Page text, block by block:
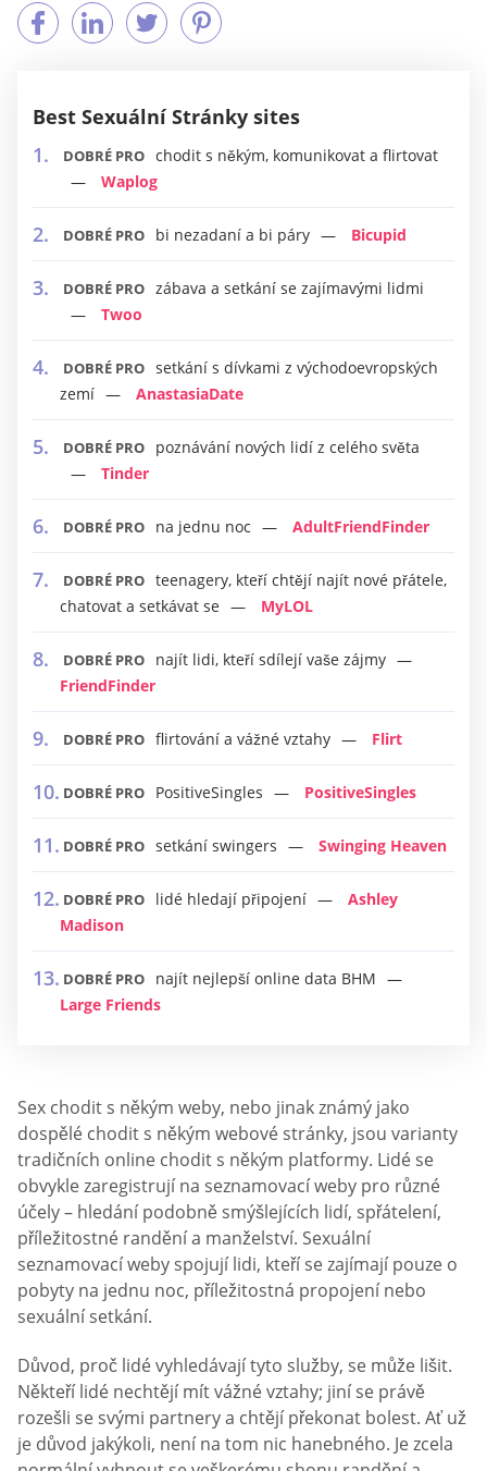
Best Sexuální Stránky sites
DOBRÉ PRO chodit s někým, komunikovat a flirtovat
Waplog
DOBRÉ PRO bi nezadaní a bi páry Bicupid
DOBRÉ PRO zábava a setkání se zajímavými lidmi
Twoo
DOBRÉ PRO setkání s dívkami z východoevropských
zemí
AnastasiaDate
DOBRÉ PRO
poznávání nových lidí z celého světa
Tinder
DOBRÉ PRO na jednu noc AdultFriendFinder
DOBRÉ PRO teenagery, kteří chtějí najít nové přátele,
chatovat a setkávat se
MyLOL
DOBRÉ PRO
najít lidi, kteří sdílejí vaše zájmy
FriendFinder
DOBRÉ PRO flirtování a vážné vztahy Flirt
DOBRÉ PRO PositiveSingles PositiveSingles
DOBRÉ PRO setkání swingers Swinging Heaven
DOBRÉ PRO lidé hledají připojení
Ashley
Madison
DOBRÉ PRO
najít nejlepší online data BHM
Large Friends
Sex chodit s někým weby, nebo jinak známý jako
dospělé chodit s někým webové stránky, jsou varianty
tradičních online chodit s někým platformy. Lidé se
obvykle zaregistrují na seznamovací weby pro různé
účely – hledání podobně smýšlejících lidí, spřátelení,
příležitostné randění a manželství. Sexuální
seznamovací weby spojují lidi, kteří se zajímají pouze o
pobyty na jednu noc, příležitostná propojení nebo
sexuální setkání.
Důvod, proč lidé vyhledávají tyto služby, se může lišit.
Někteří lidé nechtějí mít vážné vztahy; jiní se právě
rozešli se svými partnery a chtějí překonat bolest. Ať už
je důvod jakýkoli, není na tom nic hanebného. Je zcela